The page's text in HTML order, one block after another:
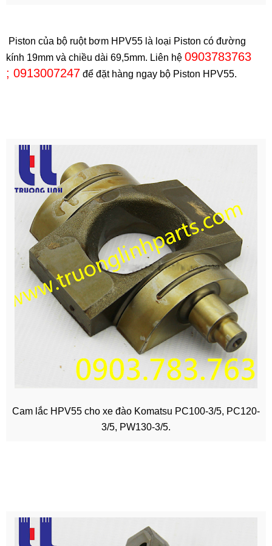
Piston của bộ ruột bơm HPV55 là loại Piston có đường
kính 19mm và chiều dài 69,5mm. Liên hệ 0903783763
; 0913007247 để đặt hàng ngay bộ Piston HPV55.
Cam lắc HPV55 cho xe đào Komatsu PC100-3/5, PC120-
3/5, PW130-3/5.